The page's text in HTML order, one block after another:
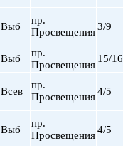
Выб
пр.
Просвещения3/9
Выб
пр.
Просвещения
15/16
Всев
пр.
Просвещения4/5
Выб
пр.
Просвещения4/5